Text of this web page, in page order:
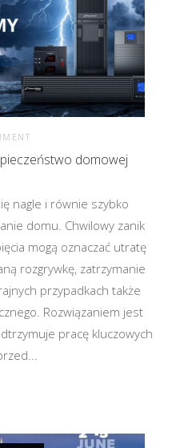
domowej
nagle i równie szybko
domu. Chwilowy zanik
mogą oznaczać utratę
rozgrywkę, zatrzymanie
przypadkach także
Rozwiązaniem jest
pracę kluczowych